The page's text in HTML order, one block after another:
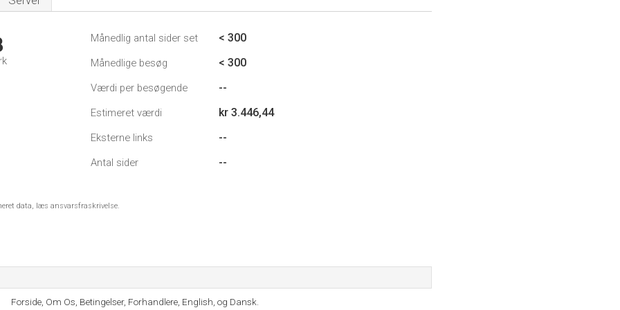
Månedlig antal sider set < 300
Månedlige besøg < 300
Værdi per besøgende --
Estimeret værdi kr 3.446,44
Eksterne links --
Antal sider --
data, læs ansvarsfraskrivelse.
Forside, Om Os, Betingelser, Forhandlere, English, og Dansk.